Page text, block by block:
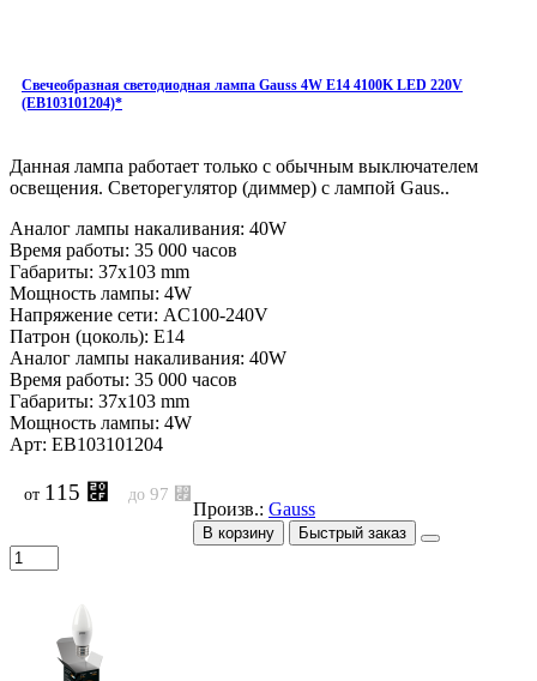
Свечеобразная светодиодная лампа Gauss 4W E14 4100K LED 220V
(EB103101204)*
Данная лампа работает только с обычным выключателем
освещения. Светорегулятор (диммер) с лампой Gaus..
Аналог лампы накаливания: 40W
Время работы: 35 000 часов
Габариты: 37x103 mm
Мощность лампы: 4W
Напряжение сети: AC100-240V
Патрон (цоколь): E14
Аналог лампы накаливания: 40W
Время работы: 35 000 часов
Габариты: 37x103 mm
Мощность лампы: 4W
Арт: EB103101204
от 115 ⃏ до 97 ⃏
Произв.: Gauss
В корзину Быстрый заказ